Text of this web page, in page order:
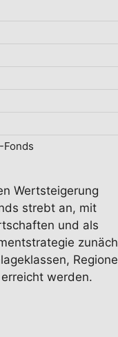
Wertsteigerung
strebt an, mit
und als
werden.